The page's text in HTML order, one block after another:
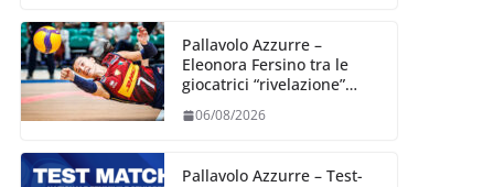
Pallavolo Azzurre –
Eleonora Fersino tra le
giocatrici “rivelazione”
Volleyball World
06/08/2026
Pallavolo Azzurre – Test-